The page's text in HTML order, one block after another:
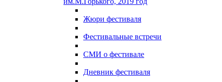
Жюри фестиваля
Фестивальные встречи
СМИ о фестивале
Дневник фестиваля